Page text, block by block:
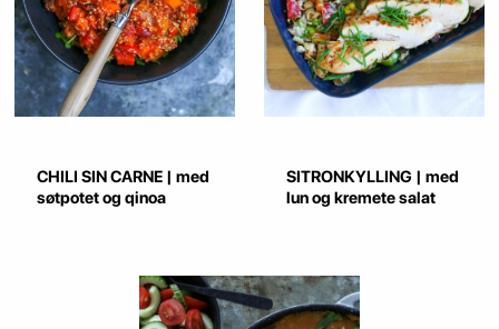
CHILI SIN CARNE | med
søtpotet og qinoa
SITRONKYLLING | med
lun og kremete salat